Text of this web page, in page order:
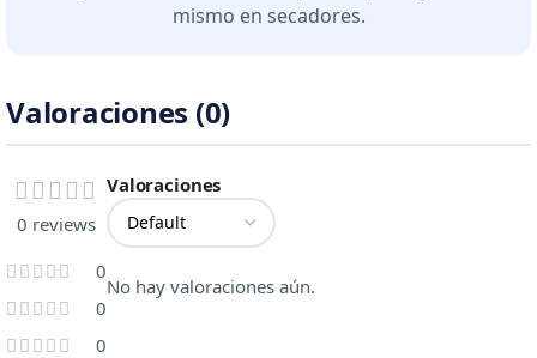
mismo en secadores.
Valoraciones (0)
0 reviews
0
0
0
Valoraciones
No hay valoraciones aún.